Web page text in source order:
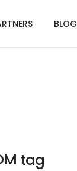
BLOG
tag